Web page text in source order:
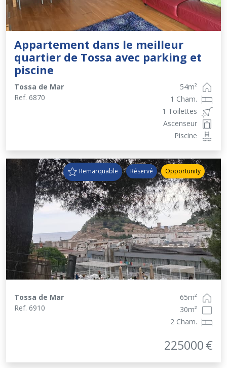
Appartement dans le meilleur
quartier de Tossa avec parking et
piscine
Tossa de Mar
Ref. 6870
54m²
1 Cham.
1 Toilettes
Ascenseur
Piscine
Remarquable Réservé Opportunity
Tossa de Mar
Ref. 6910
65m²
30m²
2 Cham.
225000€